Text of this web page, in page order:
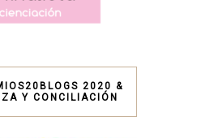
2020 &
Y CONCILIACIÓN